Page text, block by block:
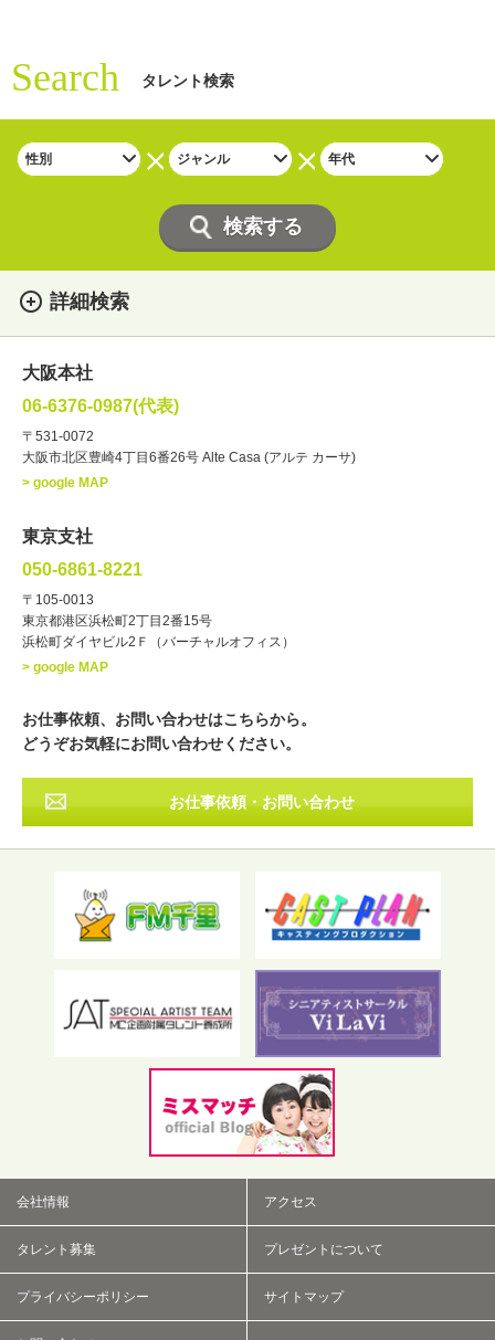
Search タレント検索
詳細検索
・性別
・ジャンル
ナレーター レポーター
・年齢
・出身地 北海道 東北
その他
フリーワード検索
大阪本社
06-6376-0987(代表)
〒531-0072
大阪市北区豊崎4丁目6番26号 Alte Casa (アルテ カーサ)
> google MAP
東京支社
050-6861-8221
〒105-0013
東京都港区浜松町2丁目2番15号
浜松町ダイヤビル2Ｆ（バーチャルオフィス）
> google MAP
お仕事依頼、お問い合わせはこちらから。
どうぞお気軽にお問い合わせください。
お仕事依頼・お問い合わせ
会社情報 アクセス
タレント募集 プレゼントについて
プライバシーポリシー サイトマップ